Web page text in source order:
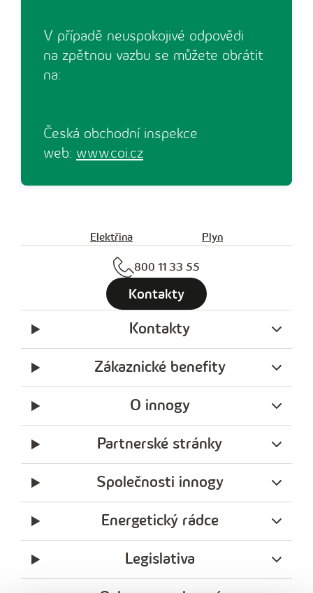
V případě neuspokojivé odpovědi
na zpětnou vazbu se můžete obrátit
na:
Česká obchodní inspekce
web: www.coi.cz
Elektřina Plyn
800 11 33 55
Kontakty
Kontakty
Zákaznické benefity
O innogy
Partnerské stránky
Společnosti innogy
Energetický rádce
Legislativa